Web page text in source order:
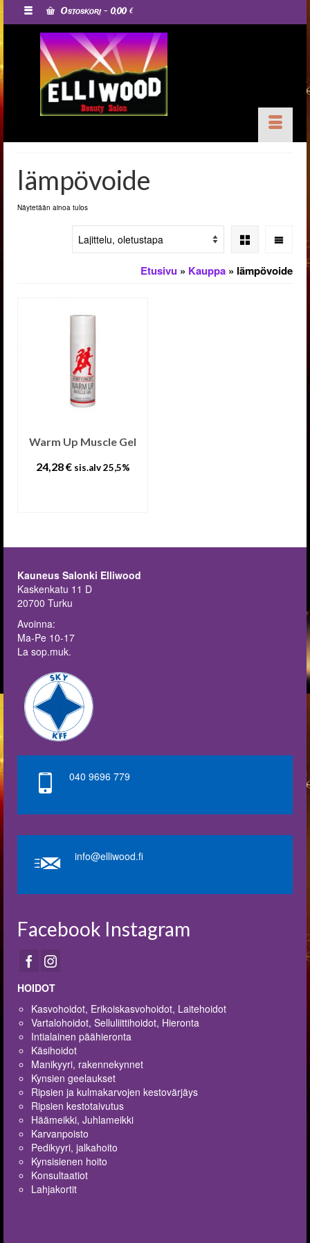
Ostoskori- 0,00€
lämpövoide
Näytetään ainoa tulos
Etusivu » Kauppa » lämpövoide
Warm Up Muscle Gel
24,28€ sis.alv 25,5%
Kauneus Salonki Elliwood
Kaskenkatu 11 D
20700 Turku
Avoinna:
Ma-Pe 10-17
La sop.muk.
040 9696 779
info@elliwood.fi
Facebook Instagram
HOIDOT
Kasvohoidot, Erikoiskasvohoidot, Laitehoidot
Vartalohoidot, Selluliittihoidot, Hieronta
Intialainen päähieronta
Käsihoidot
Manikyyri, rakennekynnet
Kynsien geelaukset
Ripsien ja kulmakarvojen kestovärjäys
Ripsien kestotaivutus
Häämeikki, Juhlameikki
Karvanpoisto
Pedikyyri, jalkahoito
Kynsisienen hoito
Konsultaatiot
Lahjakortit